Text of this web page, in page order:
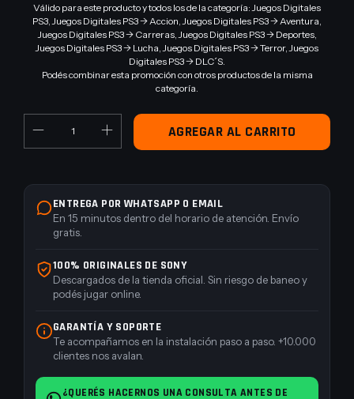
Válido para este producto y todos los de la categoría: Juegos Digitales
PS3, Juegos Digitales PS3 -> Accion, Juegos Digitales PS3 -> Aventura,
Juegos Digitales PS3 -> Carreras, Juegos Digitales PS3 -> Deportes,
Juegos Digitales PS3 -> Lucha, Juegos Digitales PS3 -> Terror, Juegos
Digitales PS3 -> DLC´S.
Podés combinar esta promoción con otros productos de la misma
categoría.
ENTREGA POR WHATSAPP O EMAIL
En 15 minutos dentro del horario de atención. Envío
gratis.
100% ORIGINALES DE SONY
Descargados de la tienda oficial. Sin riesgo de baneo y
podés jugar online.
GARANTÍA Y SOPORTE
Te acompañamos en la instalación paso a paso. +10.000
clientes nos avalan.
¿QUERÉS HACERNOS UNA CONSULTA ANTES DE